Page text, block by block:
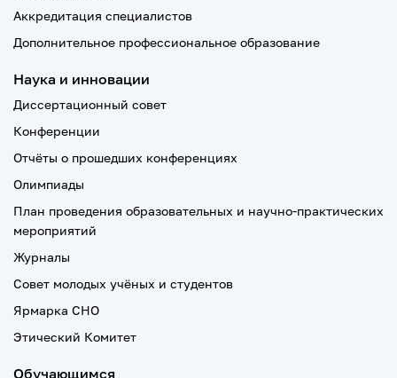
Аккредитация специалистов
Дополнительное профессиональное образование
Наука и инновации
Диссертационный совет
Конференции
Отчёты о прошедших конференциях
Олимпиады
План проведения образовательных и научно-практических
мероприятий
Журналы
Совет молодых учёных и студентов
Ярмарка СНО
Этический Комитет
Обучающимся